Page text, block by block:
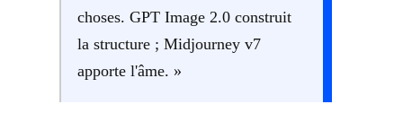
choses. GPT Image 2.0 construit
la structure ; Midjourney v7
apporte l'âme. »